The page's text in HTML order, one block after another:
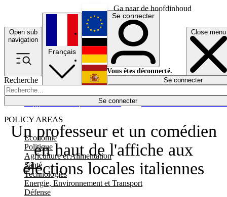
Ga naar de hoofdinhoud
Open sub
navigation
Close menu
Recherche
Se connecter
POLICY AREAS
Economie
Politique
Agriculture et Alimentation
Santé
Technologies
Energie, Environnement et Transport
Défense
Économie
Français
English
Deutsch
Español
Se connecter
Vous êtes déconnecté.
Se connecter
Un professeur et un comédien
en haut de l'affiche aux
élections locales italiennes